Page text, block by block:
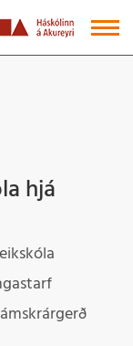
hjá